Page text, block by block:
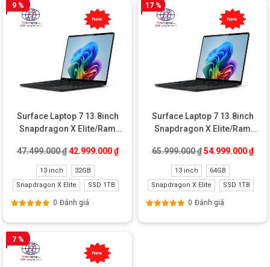
9 %
Surface Laptop 7 13.8inch
Snapdragon X Elite/Ram
47.499.000₫ Giá gốc là: 47.499.000 ₫.
42.999.000₫Giá hiện tại là: 42.999.000 ₫.
13 inch
32GB
Snapdragon X Elite
SSD 1TB
0 Đánh giá
17 %
Surface Laptop 7 13.8inch
Snapdragon X Elite/Ram
65.999.000₫ Giá gốc là:
54.999.000₫Giá
13 inch
64GB
Snapdragon X Elite
SSD 1TB
0 Đánh giá
7 %